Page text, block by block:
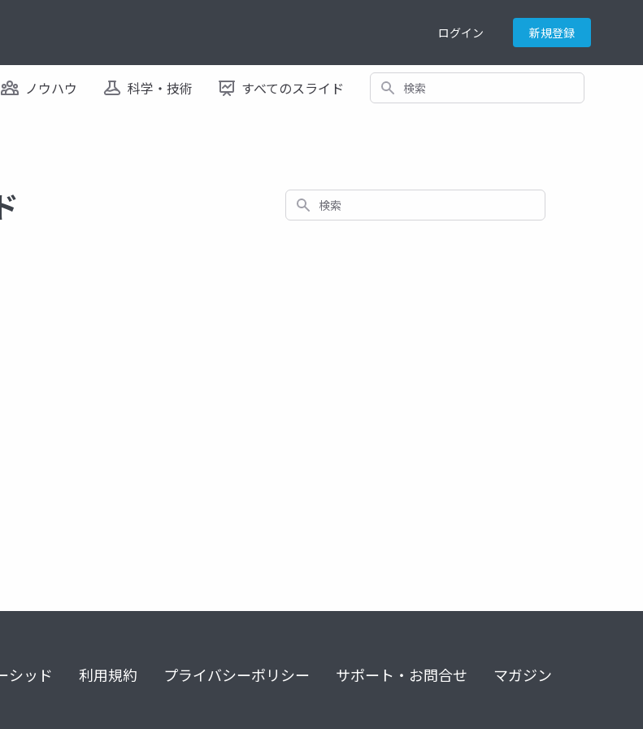
ログイン 新規登録
ノウハウ 科学・技術 すべてのスライド 検索
検索
シッド 利用規約 プライバシーポリシー サポート・お問合せ マガジン